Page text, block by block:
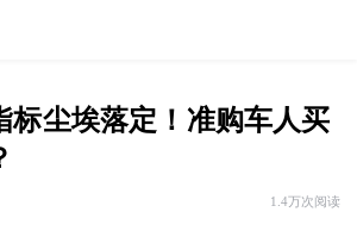
标尘埃落定！准购车人买
1.4万次阅读